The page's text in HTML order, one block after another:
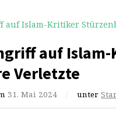
auf
Verletzte
31. Mai 2024 / unter